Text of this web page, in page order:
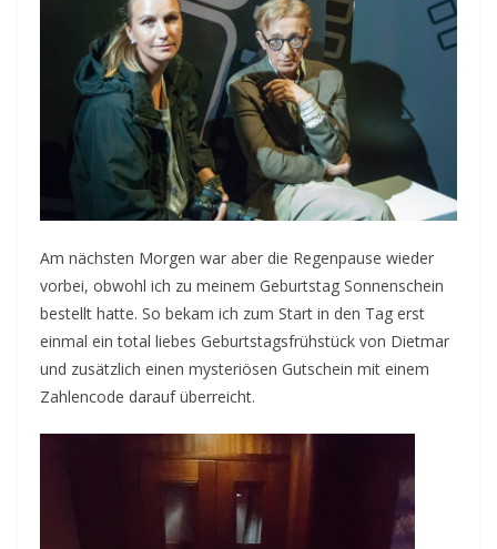
Am nächsten Morgen war aber die Regenpause wieder
vorbei, obwohl ich zu meinem Geburtstag Sonnenschein
bestellt hatte. So bekam ich zum Start in den Tag erst
einmal ein total liebes Geburtstagsfrühstück von Dietmar
und zusätzlich einen mysteriösen Gutschein mit einem
Zahlencode darauf überreicht.